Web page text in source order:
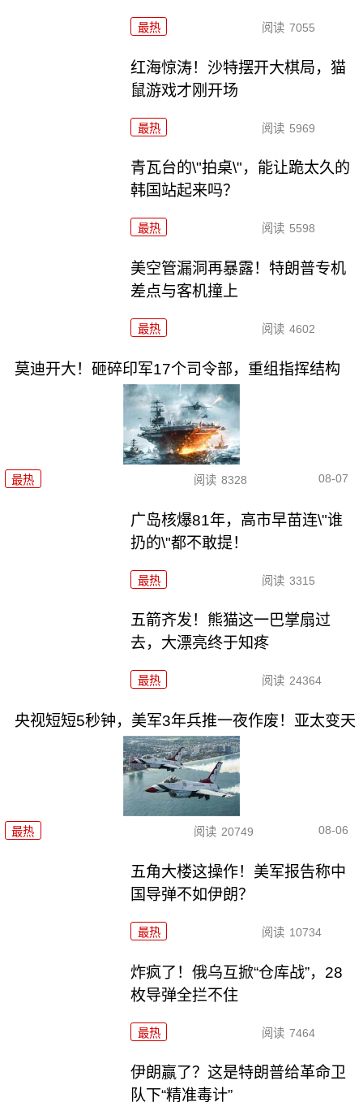
最热 阅读 7055
红海惊涛！沙特摆开大棋局，猫
鼠游戏才刚开场
最热 阅读 5969
青瓦台的\"拍桌\"，能让跪太久的
韩国站起来吗？
最热 阅读 5598
美空管漏洞再暴露！特朗普专机
差点与客机撞上
最热 阅读 4602
莫迪开大！砸碎印军17个司令部，重组指挥结构
最热 阅读 8328 08-07
广岛核爆81年，高市早苗连\"谁
扔的\"都不敢提！
最热 阅读 3315
五箭齐发！熊猫这一巴掌扇过
去，大漂亮终于知疼
最热 阅读 24364
央视短短5秒钟，美军3年兵推一夜作废！亚太变天
最热 阅读 20749 08-06
五角大楼这操作！美军报告称中
国导弹不如伊朗？
最热 阅读 10734
炸疯了！俄乌互掀“仓库战”，28
枚导弹全拦不住
最热 阅读 7464
伊朗赢了？这是特朗普给革命卫
队下“精准毒计”